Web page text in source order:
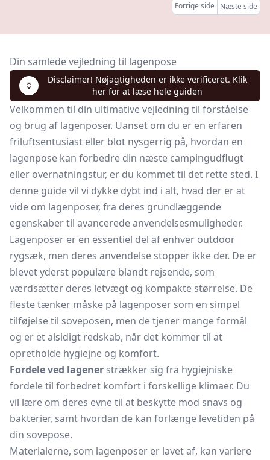
Forrige side Næste side
Din samlede vejledning til lagenpose
Disclaimer! Nøjagtigheden er ikke verificeret. Klik
her for at læse hele guiden
Velkommen til din ultimative vejledning til forståelse
og brug af lagenposer. Uanset om du er en erfaren
friluftsentusiast eller blot nysgerrig på, hvordan en
lagenpose kan forbedre din næste campingudflugt
eller overnatningstur, er du kommet til det rette sted. I
denne guide vil vi dykke dybt ind i alt, hvad der er at
vide om lagenposer, fra deres grundlæggende
egenskaber til avancerede anvendelsesmuligheder.
Lagenposer er en essentiel del af enhver outdoor
rygsæk, men deres anvendelse stopper ikke der. De er
blevet yderst populære blandt rejsende, som
værdsætter deres letvægt og kompakte størrelse. De
fleste tænker måske på lagenposer som en simpel
tilføjelse til soveposen, men de tjener mange formål
og er et alsidigt redskab, når det kommer til at
opretholde hygiejne og komfort.
Fordele ved lagener strækker sig fra hygiejniske
fordele til forbedret komfort i forskellige klimaer. Du
vil lære om deres evne til at beskytte mod snavs og
bakterier, samt hvordan de kan forlænge levetiden på
din sovepose.
Materialerne, som lagenposer er lavet af, kan variere